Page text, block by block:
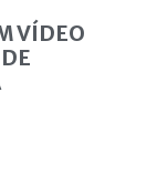
VÍDEO